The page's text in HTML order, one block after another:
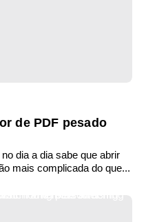
de PDF pesado
dia a dia sabe que abrir
mais complicada do que...